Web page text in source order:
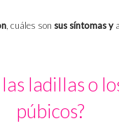
, cuáles son sus síntomas y
ladillas o
púbicos?